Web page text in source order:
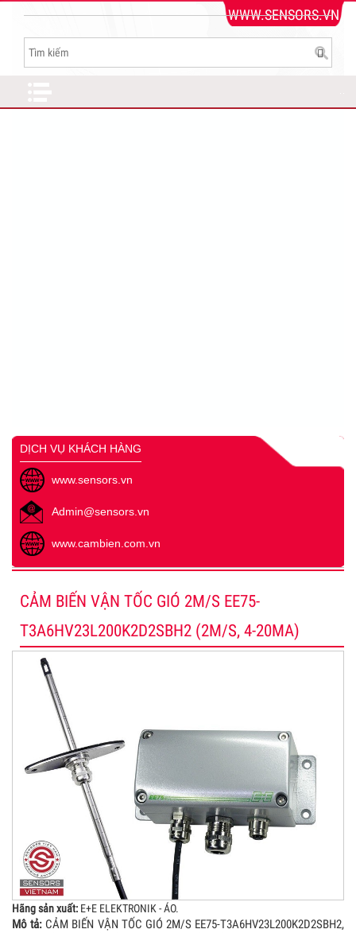
WWW.SENSORS.VN
DỊCH VỤ KHÁCH HÀNG
www.sensors.vn
Admin@sensors.vn
www.cambien.com.vn
CẢM BIẾN VẬN TỐC GIÓ 2M/S EE75-
T3A6HV23L200K2D2SBH2 (2M/S, 4-20MA)
Hãng sản xuất: E+E ELEKTRONIK - ÁO.
Mô tả: CẢM BIẾN VẬN TỐC GIÓ 2M/S EE75-T3A6HV23L200K2D2SBH2,